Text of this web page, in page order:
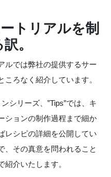
トリアルを制
。
では弊社の提供するサー
ろなく紹介しています。
シリーズ、”Tips”では、キ
ションの制作過程まで細か
レシピの詳細を公開してい
、その真意を問われること
介いたします。